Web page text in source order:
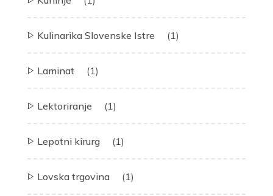
Kulinarika Slovenske Istre (1)
Laminat (1)
Lektoriranje (1)
Lepotni kirurg (1)
Lovska trgovina (1)